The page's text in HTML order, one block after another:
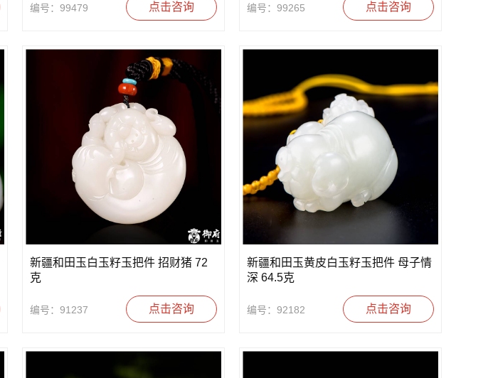
编号：99479 点击咨询 编号：99265 点击咨询
新疆和田玉白玉籽玉把件 招财猪 72
克
编号：91237 点击咨询
新疆和田玉黄皮白玉籽玉把件 母子情
深 64.5克
编号：92182 点击咨询